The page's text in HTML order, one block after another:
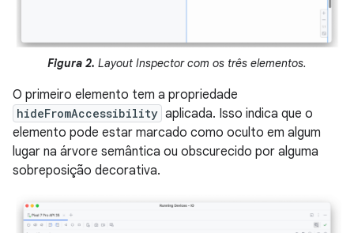
Figura 2. Layout Inspector com os três elementos.
O primeiro elemento tem a propriedade
hideFromAccessibility aplicada. Isso indica que o
elemento pode estar marcado como oculto em algum
lugar na árvore semântica ou obscurecido por alguma
sobreposição decorativa.